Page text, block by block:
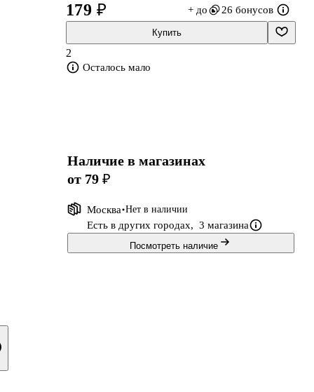
179 ₽ + до 26 бонусов
Купить
2
Осталось мало
Наличие в магазинах
от 79 ₽
Москва Нет в наличии
Есть в других городах, 3 магазина
Посмотреть наличие